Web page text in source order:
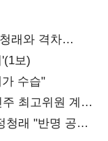
래와 격차
보)
수습"
최고위원 계파
청래 "반명 공세